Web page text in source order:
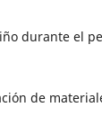
durante el
de